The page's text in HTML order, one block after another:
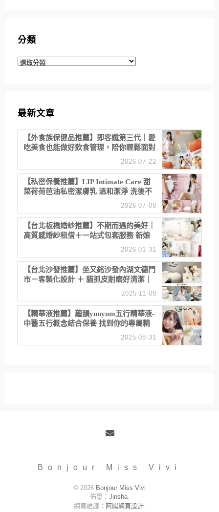
分類
分
最新文章
【外食族保健品推薦】即客纖第三代｜愛
吃美食也能做好飲食管理，陪你輕鬆面對
2026-07-22
【私密保養推薦】LIP Intimate Care 甜
菜荷荷芭油私密潔膚乳 溫和潔淨 洗後不
2026-07-08
【台北板橋婚紗推薦】不期而遇的美好｜
高質感婚紗租借＋一站式包套服務 新娘
2026-01-31
【台北沙發推薦】坐又銘沙發內湖文德門
市－客製化設計 ＋ 貓抓皮耐磨好清潔｜
直營直銷、價格透明 高CP值打造夢想
居家風格
2025-11-08
【精華液推薦】蘊韻yunyum五行精華液-
中醫五行概念結合保養 找到你的專屬精
華！ 水㊀土㊀就選「潤・賦精華」維持
肌膚剛剛好的平衡
2025-08-31
Bonjour Miss Vivi
© 2026 Bonjour Miss Vivi
佈景： Jinsha.
網頁維護： 阿腸網頁設計.